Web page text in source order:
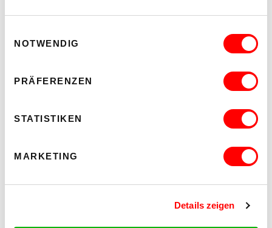
NOTWENDIG
PRÄFERENZEN
STATISTIKEN
MARKETING
Details zeigen
T+43-1-40121-2507